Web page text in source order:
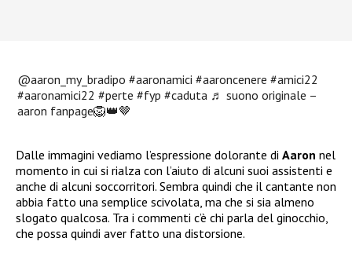
@aaron_my_bradipo #aaronamici #aaroncenere #amici22
#aaronamici22 #perte #fyp #caduta ♬ suono originale –
aaron fanpage🦁👑🤎
Dalle immagini vediamo l’espressione dolorante di Aaron nel
momento in cui si rialza con l’aiuto di alcuni suoi assistenti e
anche di alcuni soccorritori. Sembra quindi che il cantante non
abbia fatto una semplice scivolata, ma che si sia almeno
slogato qualcosa. Tra i commenti c’è chi parla del ginocchio,
che possa quindi aver fatto una distorsione.